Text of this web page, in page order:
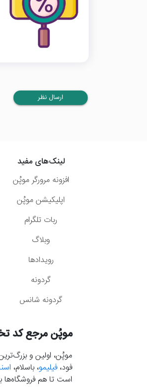
ارسال نظر
لینک‌های مفید
افزونه مرورگر موپُن
اپلیکیشن موپُن
ربات تلگرام
وبلاگ
رویدادها
گردونه
گردونه شانس
موپُن مرجع کد
موپُن، اولین و
فود، فیلیمو، باسلام،
است تا هم فروشگاه‌ها